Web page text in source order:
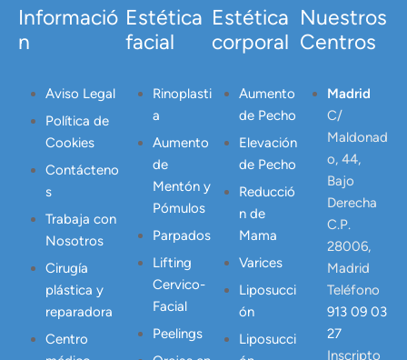
Informació
n
Aviso Legal
Política de
Cookies
Contácteno
s
Trabaja con
Nosotros
Cirugía
plástica y
reparadora
Centro
Estética
facial
Rinoplasti
a
Aumento
de
Mentón y
Pómulos
Parpados
Lifting
Cervico-
Facial
Peelings
Estética
corporal
Aumento
de Pecho
Elevación
de Pecho
Reducció
n de
Mama
Varices
Liposucci
ón
Liposucci
Nuestros
Centros
Madrid
C/
Maldonad
o, 44,
Bajo
Derecha
C.P.
28006,
Madrid
Teléfono
913 09 03
27
Inscripto